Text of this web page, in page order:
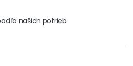
našich potrieb.